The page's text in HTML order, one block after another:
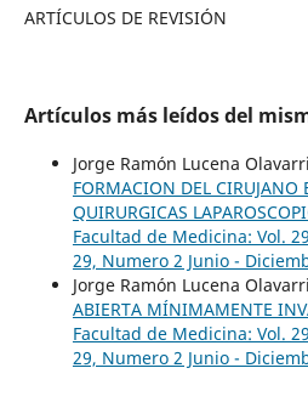
ARTÍCULOS DE REVISIÓN
Artículos más leídos del
Jorge Ramón Lucena
FORMACION DEL CIRUJANO
QUIRURGICAS
Facultad de Medicina: Vol.
29, Numero 2 Junio -
Jorge Ramón Lucena
ABIERTA MÍNIMAMENTE
Facultad de Medicina: Vol.
29, Numero 2 Junio -